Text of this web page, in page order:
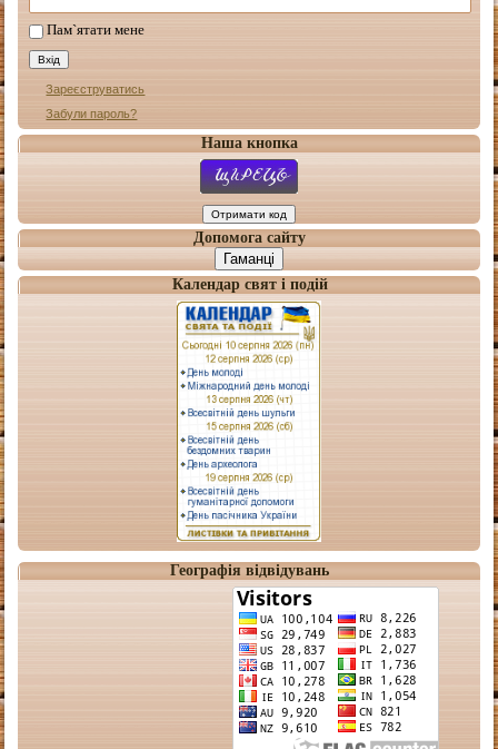
Пам`ятати мене
Зареєструватись
Забули пароль?
Наша кнопка
Допомога сайту
Гаманці
Календар свят і подій
Географія відвідувань